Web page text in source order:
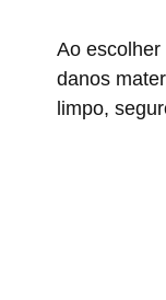
Ao
danos
limpo,